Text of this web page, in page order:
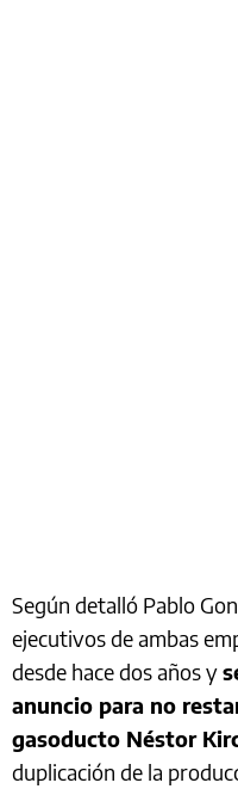
Según detalló Pablo
ejecutivos de ambas
desde hace dos años y
anuncio para no
gasoducto Néstor
duplicación de la